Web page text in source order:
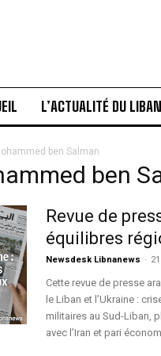
L’ACTUALITÉ DU LIBAN
ben Salman
ben
Revue de
équilibres
Newsdesk Libnanews -
Cette revue de presse
le Liban et l’Ukraine :
militaires au Sud-Liban,
avec l’Iran et pari